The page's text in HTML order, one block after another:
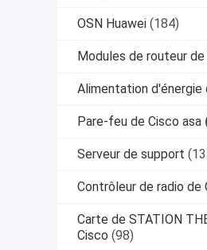
OSN Huawei (184)
Modules de routeur de
Alimentation d'énergie
Pare-feu de Cisco asa
Serveur de support
Contrôleur de radio de
Carte de STATION
Cisco (98)